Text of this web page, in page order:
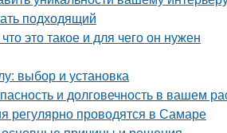
подходящий
это такое и для чего он нужен
выбор и установка
и долговечность в вашем
регулярно проводятся в Самаре